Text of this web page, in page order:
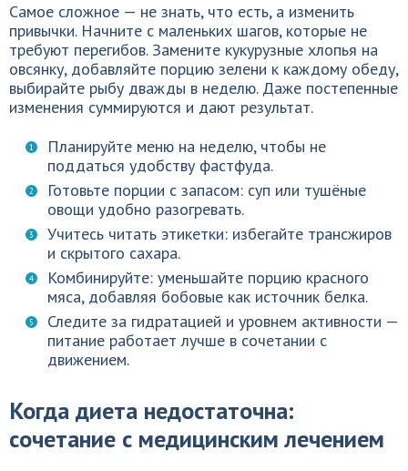
Самое сложное — не знать, что есть, а изменить
привычки. Начните с маленьких шагов, которые не
требуют перегибов. Замените кукурузные хлопья на
овсянку, добавляйте порцию зелени к каждому обеду,
выбирайте рыбу дважды в неделю. Даже постепенные
изменения суммируются и дают результат.
Планируйте меню на неделю, чтобы не
поддаться удобству фастфуда.
Готовьте порции с запасом: суп или тушёные
овощи удобно разогревать.
Учитесь читать этикетки: избегайте трансжиров
и скрытого сахара.
Комбинируйте: уменьшайте порцию красного
мяса, добавляя бобовые как источник белка.
Следите за гидратацией и уровнем активности —
питание работает лучше в сочетании с
движением.
Когда диета недостаточна:
сочетание с медицинским лечением